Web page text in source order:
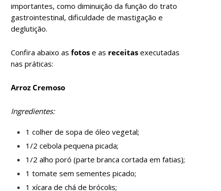
importantes, como diminuição da função do trato
gastrointestinal, dificuldade de mastigação e
deglutição.
Confira abaixo asfotos e as receitas executadas
nas práticas:
Arroz Cremoso
Ingredientes:
1 colher de sopa de óleo vegetal;
1/2 cebola pequena picada;
1/2 alho poró (parte branca cortada em fatias);
1 tomate sem sementes picado;
1 xícara de chá de brócolis;